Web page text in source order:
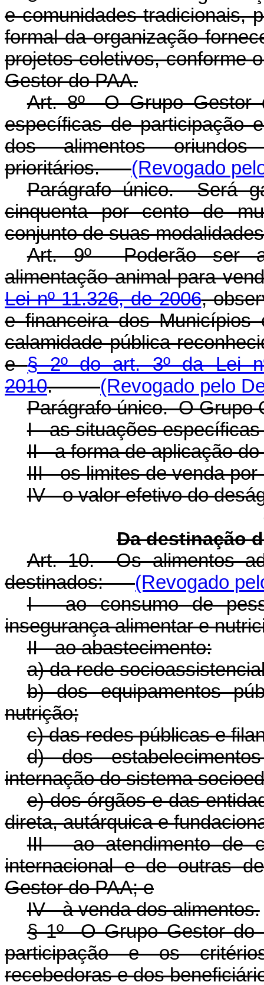
e comunidades tradicionais,
formal da organização
projetos coletivos, conforme
Gestor do PAA.
Art. 8º O Grupo Gestor
específicas de participação
dos alimentos oriundos
prioritários.(Revogado
Parágrafo único. Será
cinquenta por cento de
conjunto de suas
Art. 9º Poderão ser
alimentação animal para
Lei nº 11.326, de 2006,
e financeira dos
calamidade pública
e§ 2º do art. 3º da Lei
2010.(Revogado pelo
Parágrafo único. O Grupo
I - as situações
II - a forma de aplicação
III - os limites de venda
IV - o valor efetivo do
Da destinação
Art. 10. Os alimentos
destinados:(Revogado
I - ao consumo de
insegurança alimentar e
II - ao abastecimento:
a) da rede
b) dos equipamentos
nutrição;
c) das redes públicas e
d) dos
internação do sistema
e) dos órgãos e das
direta, autárquica e
III - ao atendimento de
internacional e de outras
Gestor do PAA; e
IV - à venda dos alimentos.
§ 1º O Grupo Gestor do
participação e os
recebedoras e dos